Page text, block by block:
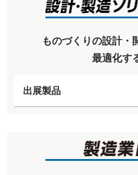
ものづくりの設計・
最適化す
出展製品